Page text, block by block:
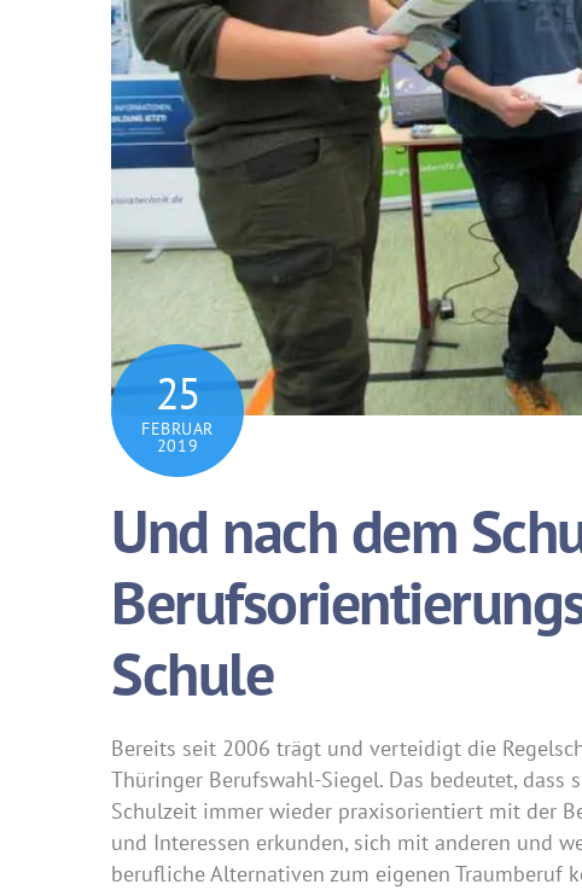
25
FEBRUAR
2019
Und nach dem
Schule
Bereits seit 2006 trägt und verteidigt die
Thüringer Berufswahl-Siegel. Das bedeutet,
Schulzeit immer wieder praxisorientiert mit der
und Interessen erkunden, sich mit anderen und
berufliche Alternativen zum eigenen Traumberuf